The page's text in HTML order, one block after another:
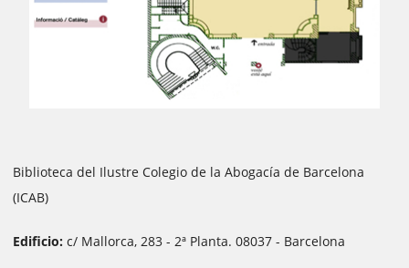
Biblioteca del Ilustre Colegio de la Abogacía de Barcelona
(ICAB)
Edificio: c/ Mallorca, 283 - 2ª Planta. 08037 - Barcelona